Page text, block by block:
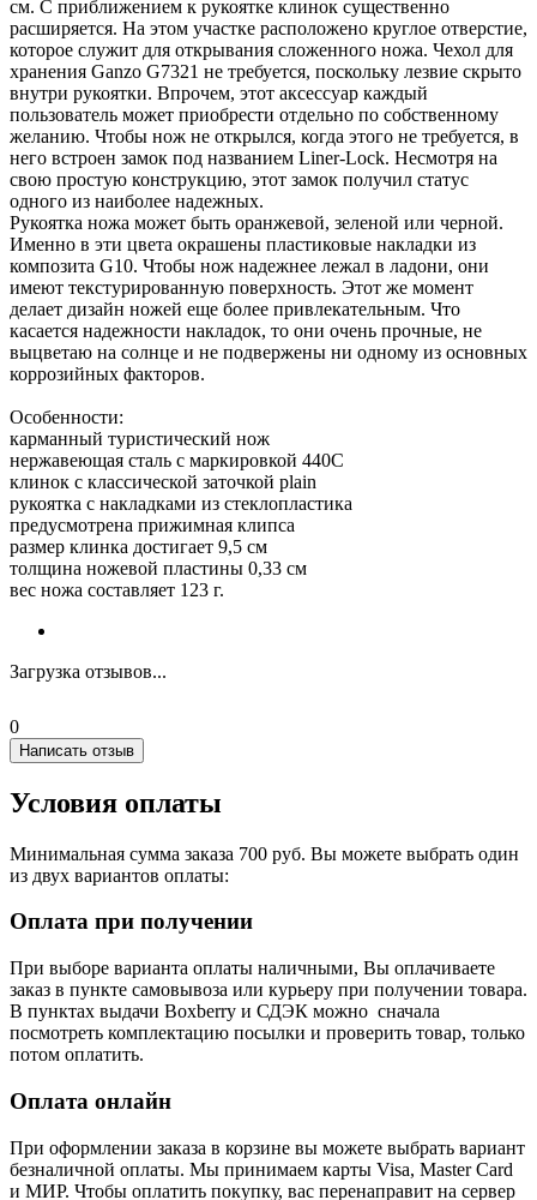
см. С приближением к рукоятке клинок существенно
расширяется. На этом участке расположено круглое отверстие,
которое служит для открывания сложенного ножа. Чехол для
хранения Ganzo G7321 не требуется, поскольку лезвие скрыто
внутри рукоятки. Впрочем, этот аксессуар каждый
пользователь может приобрести отдельно по собственному
желанию. Чтобы нож не открылся, когда этого не требуется, в
него встроен замок под названием Liner-Lock. Несмотря на
свою простую конструкцию, этот замок получил статус
одного из наиболее надежных.
Рукоятка ножа может быть оранжевой, зеленой или черной.
Именно в эти цвета окрашены пластиковые накладки из
композита G10. Чтобы нож надежнее лежал в ладони, они
имеют текстурированную поверхность. Этот же момент
делает дизайн ножей еще более привлекательным. Что
касается надежности накладок, то они очень прочные, не
выцветаю на солнце и не подвержены ни одному из основных
коррозийных факторов.
Особенности:
карманный туристический нож
нержавеющая сталь с маркировкой 440С
клинок с классической заточкой plain
рукоятка с накладками из стеклопластика
предусмотрена прижимная клипса
размер клинка достигает 9,5 см
толщина ножевой пластины 0,33 см
вес ножа составляет 123 г.
Загрузка отзывов...
0
Написать отзыв
Условия оплаты
Минимальная сумма заказа 700 руб. Вы можете выбрать один
из двух вариантов оплаты:
Оплата при получении
При выборе варианта оплаты наличными, Вы оплачиваете
заказ в пункте самовывоза или курьеру при получении товара.
В пунктах выдачи Boxberry и СДЭК можно сначала
посмотреть комплектацию посылки и проверить товар, только
потом оплатить.
Оплата онлайн
При оформлении заказа в корзине вы можете выбрать вариант
безналичной оплаты. Мы принимаем карты Visa, Master Card
и МИР. Чтобы оплатить покупку, вас перенаправит на сервер